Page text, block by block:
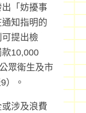
「妨擾事
知指明的
提出檢
10,000
眾衛生及市
）。
涉及浪費